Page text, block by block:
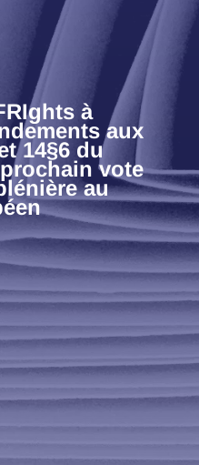
à
aux
14§6 du
vote
au